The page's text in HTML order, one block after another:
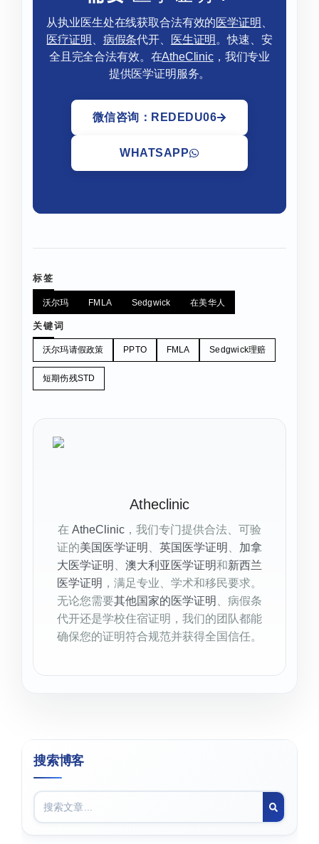
从执业医生处在线获取合法有效的医学证明
医疗证明
病假条代开、 医生证明 。快速、安
全且完全合法有效。在AtheClinic，我们专业
提供医学证明服务。
微信咨询：REDEDU06
WHATSAPP
标签
沃尔玛 FMLA Sedgwick 在美华人
关键词
沃尔玛请假政策 PPTO FMLA Sedgwick理赔
短期伤残STD
Atheclinic
在 AtheClinic ，我们专门提供合法、可验
证的美国医学证明 英国医学证明
加拿
大医学证明
澳大利亚医学证明和新西兰
医学证明 ，满足专业、学术和移民要求。
无论您需要其他国家的医学证明
、病假条
代开还是学校住宿证明，我们的团队都能
确保您的证明符合规范并获得全国信任。
搜索博客